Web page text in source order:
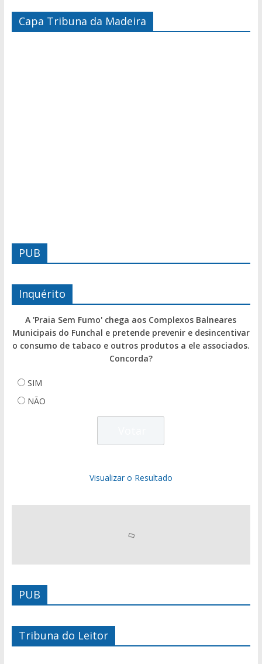
Capa Tribuna da Madeira
PUB
Inquérito
A 'Praia Sem Fumo' chega aos Complexos Balneares
Municipais do Funchal e pretende prevenir e desincentivar
o consumo de tabaco e outros produtos a ele associados.
Concorda?
SIM
NÃO
Visualizar o Resultado
PUB
Tribuna do Leitor